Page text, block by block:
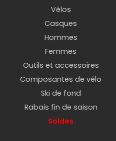
Vélos
Casques
Hommes
Femmes
Outils et accessoires
Composantes de vélo
Ski de fond
Rabais fin de saison
Soldes